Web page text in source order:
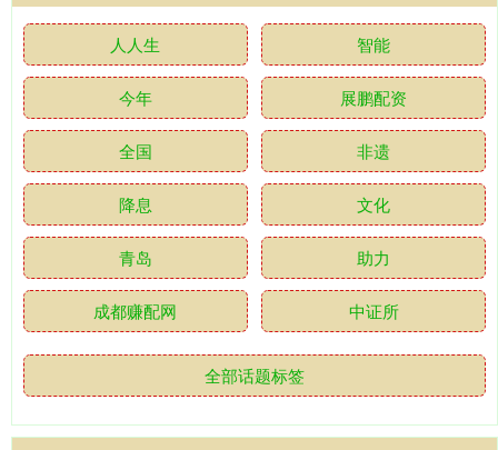
人人生 智能
今年 展鹏配资
全国 非遗
降息 文化
青岛 助力
成都赚配网 中证所
全部话题标签